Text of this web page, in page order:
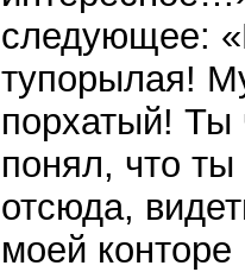
следующее:
тупорылая!
порхатый! Ты
понял, что
отсюда,
моей